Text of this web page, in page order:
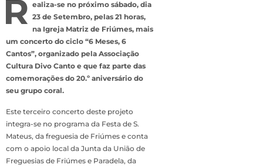
R ealiza-se no próximo sábado, dia
23 de Setembro, pelas 21 horas,
na Igreja Matriz de Friúmes, mais
um concerto do ciclo “6 Meses, 6
Cantos”, organizado pela Associação
Cultura Divo Canto e que faz parte das
comemorações do 20.º aniversário do
seu grupo coral.
Este terceiro concerto deste projeto
integra-se no programa da Festa de S.
Mateus, da freguesia de Friúmes e conta
com o apoio local da Junta da União de
Freguesias de Friúmes e Paradela, da